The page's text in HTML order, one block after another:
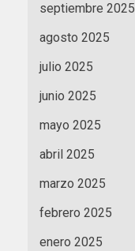
septiembre 2025
agosto 2025
julio 2025
junio 2025
mayo 2025
abril 2025
marzo 2025
febrero 2025
enero 2025